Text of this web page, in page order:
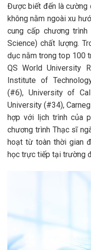
Được biết đến là cường
không nằm ngoài xu
cung cấp chương
Science) chất lượng.
dục nằm trong top 100
QS World University
Institute of
(#6), University of
University (#34),
hợp với lịch trình của
chương trình Thạc sĩ
hoạt từ toàn thời gian
học trực tiếp tại trường